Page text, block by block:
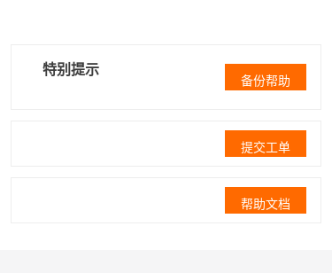
特别提示
备份帮助
提交工单
帮助文档